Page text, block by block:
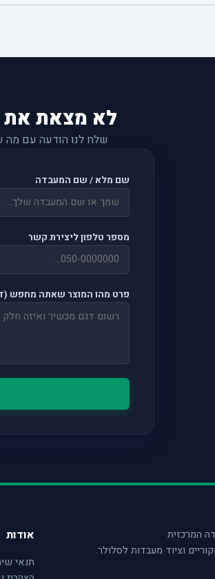
לא מצאת
שלח לנו הודעה עם מה
שם מלא / שם המעבדה
מספר טלפון ליצירת קשר
פרט מהו המוצר שאתה מחפש
וציוד מעבדות לסלולר.
אודות
תנאי